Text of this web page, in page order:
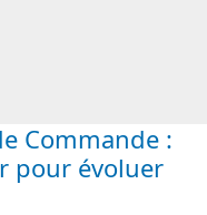
Commande :
pour évoluer